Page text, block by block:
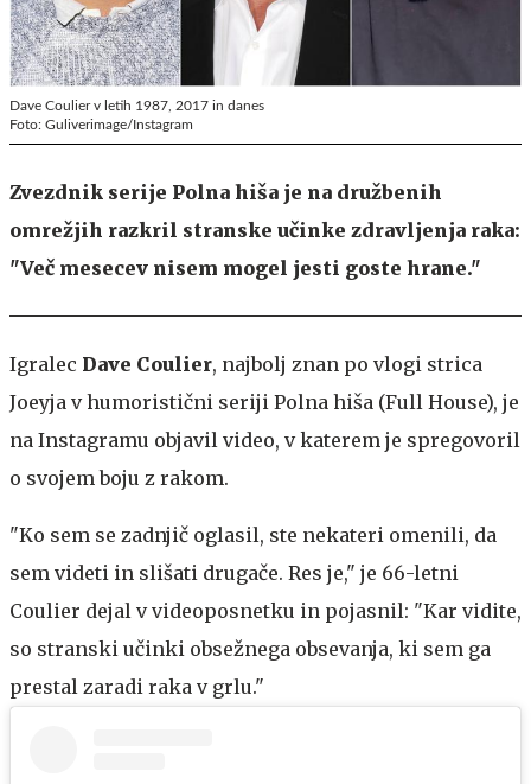
Dave Coulier v letih 1987, 2017 in danes
Foto: Guliverimage/Instagram
Zvezdnik serije Polna hiša je na družbenih
omrežjih razkril stranske učinke zdravljenja raka:
"Več mesecev nisem mogel jesti goste hrane."
Igralec Dave Coulier, najbolj znan po vlogi strica
Joeyja v humoristični seriji Polna hiša (Full House), je
na Instagramu objavil video, v katerem je spregovoril
o svojem boju z rakom.
"Ko sem se zadnjič oglasil, ste nekateri omenili, da
sem videti in slišati drugače. Res je," je 66-letni
Coulier dejal v videoposnetku in pojasnil: "Kar vidite,
so stranski učinki obsežnega obsevanja, ki sem ga
prestal zaradi raka v grlu."